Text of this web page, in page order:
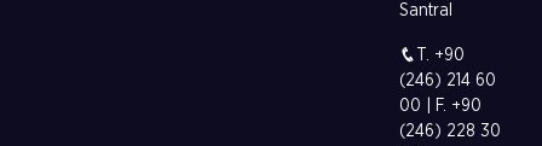
Santral
T. +90
(246) 214 60
00 | F. +90
(246) 228 30